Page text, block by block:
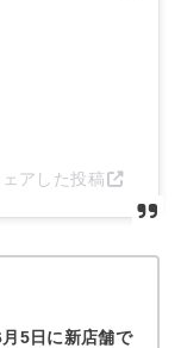
アした投稿
5日に新店舗で